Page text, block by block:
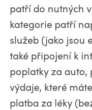
patří do nutných
kategorie patří
služeb (jako jsou
také připojení k
poplatky za auto,
výdaje, které
platba za léky